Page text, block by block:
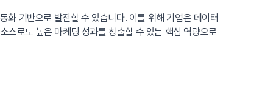
화 기반으로 발전할 수 있습니다. 이를 위해 기업은 데이터
스로도 높은 마케팅 성과를 창출할 수 있는 핵심 역량으로